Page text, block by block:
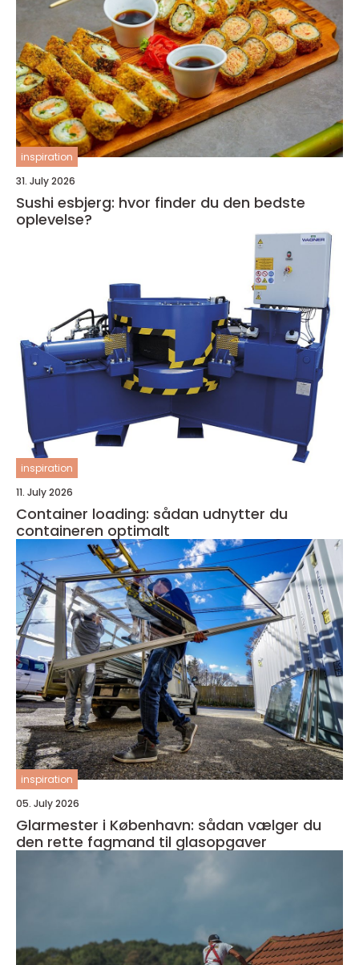
inspiration
31. July 2026
Sushi esbjerg: hvor finder du den bedste
oplevelse?
inspiration
11. July 2026
Container loading: sådan udnytter du
containeren optimalt
inspiration
05. July 2026
Glarmester i København: sådan vælger du
den rette fagmand til glasopgaver